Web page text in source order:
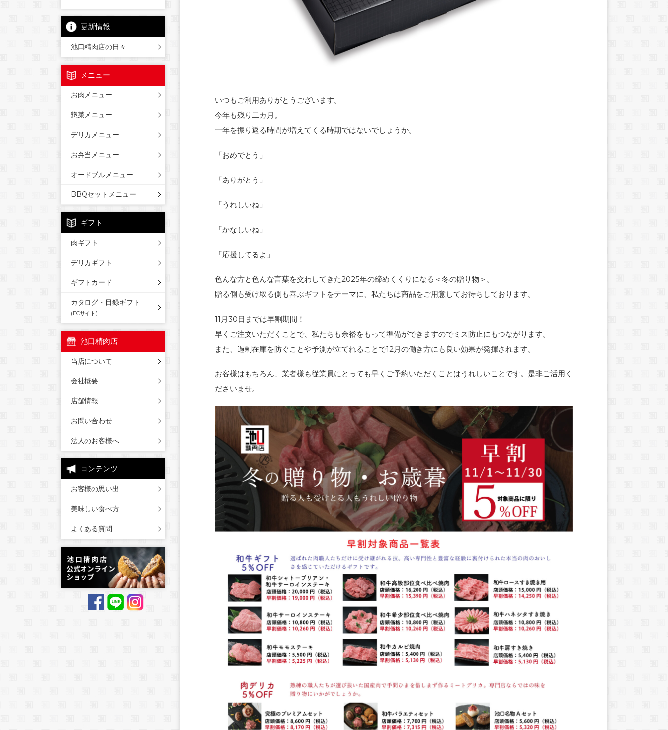
いつもご利用ありがとうございます。
今年も残り二カ月。
一年を振り返る時間が増えてくる時期ではないでしょうか。
「おめでとう」
「ありがとう」
「うれしいね」
「かなしいね」
「応援してるよ」
色んな方と色んな言葉を交わしてきた2025年の締めくくりになる＜冬の贈り物＞。
贈る側も受け取る側も喜ぶギフトをテーマに、私たちは商品をご用意してお待ちしております。
11月30日までは早割期間！
早くご注文いただくことで、私たちも余裕をもって準備ができますのでミス防止にもつながります。
また、過剰在庫を防ぐことや予測が立てれることで12月の働き方にも良い効果が発揮されます。
お客様はもちろん、業者様も従業員にとっても早くご予約いただくことはうれしいことです。是非ご活用く
ださいませ。
更新情報
池口精肉店の日々
メニュー
お肉メニュー
惣菜メニュー
デリカメニュー
お弁当メニュー
オードブルメニュー
BBQセットメニュー
ギフト
肉ギフト
デリカギフト
ギフトカード
カタログ・目録ギフト
(ECサイト)
池口精肉店
当店について
会社概要
店舗情報
お問い合わせ
法人のお客様へ
コンテンツ
お客様の思い出
美味しい食べ方
よくある質問